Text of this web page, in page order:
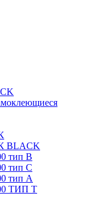
BLACK
тип B
тип C
тип А
ТИП Т